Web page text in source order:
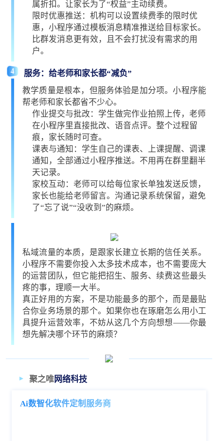
属折扣。让家长为了“权益”主动续费。
限时优惠推送：机构可以设置续费季的限时优
惠，小程序通过模板消息精准推送给目标家长。
比群发消息更有效，且不会打扰没有需求的用
户。
4
服务：给老师和家长都“减负”
教学质量是根本，但服务体验是加分项。小程序能
帮老师和家长都省不少心。
作业提交与批改：学生做完作业拍照上传，老师
在小程序里直接批改、语音点评。整个过程留
痕，家长随时可查。
课表与通知：学生自己的课表、上课提醒、调课
通知，全部通过小程序推送。不用再在群里翻半
天记录。
家校互动：老师可以给每位家长单独发送反馈，
家长也能给老师留言。沟通记录系统保留，避免
了“忘了说”“没收到”的麻烦。
私域流量的本质，是跟家长建立长期的信任关系。
小程序不需要你投入太多技术成本，也不需要庞大
的运营团队，但它能把招生、服务、续费这些最头
疼的事，理顺一大半。
真正好用的方案，不是功能最多的那个，而是最贴
合你业务场景的那个。如果你也在琢磨怎么用小工
具提升运营效率，不妨从这几个方向想想——你最
想先解决哪个环节的麻烦？
聚之唯网络科技
Ai数智化软件定制服务商